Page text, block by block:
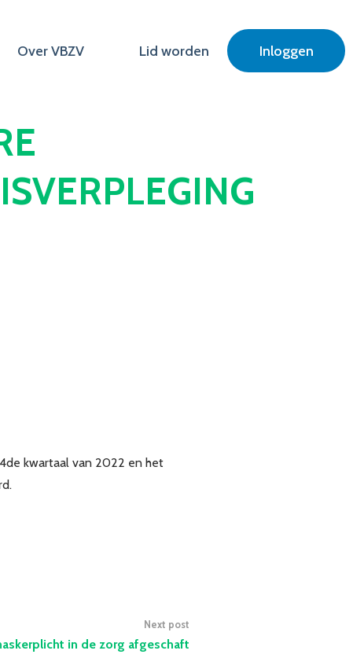
Over VBZV Lid worden Inloggen
kwartaal van 2022 en het
Next post
in de zorg afgeschaft